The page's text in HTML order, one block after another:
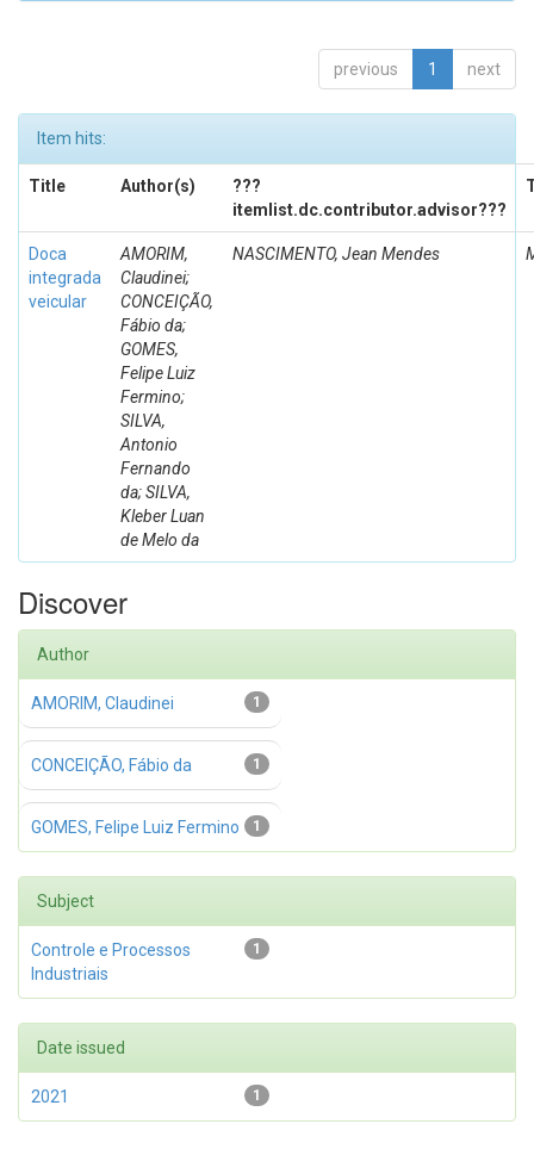
previous 1 next
Item hits:
Title Author(s)
???
itemlist.dc.contributor.advisor???
Doca
integrada
veicular
AMORIM,
Claudinei;
CONCEIÇÃO,
Fábio da;
GOMES,
Felipe Luiz
Fermino;
SILVA,
Antonio
Fernando
da; SILVA,
Kleber Luan
de Melo da
NASCIMENTO, Jean Mendes
Discover
Author
1
AMORIM, Claudinei
1
CONCEIÇÃO, Fábio da
1
GOMES, Felipe Luiz Fermino
Subject
1
Controle e Processos
Industriais
Date issued
1
2021